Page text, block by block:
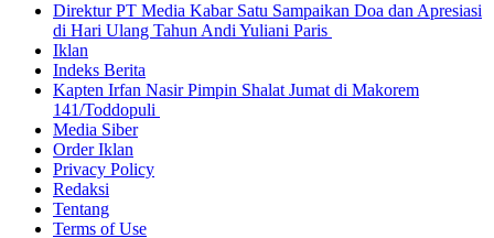
Direktur PT Media Kabar Satu Sampaikan Doa dan Apresiasi
di Hari Ulang Tahun Andi Yuliani Paris
Iklan
Indeks Berita
Kapten Irfan Nasir Pimpin Shalat Jumat di Makorem
141/Toddopuli
Media Siber
Order Iklan
Privacy Policy
Redaksi
Tentang
Terms of Use